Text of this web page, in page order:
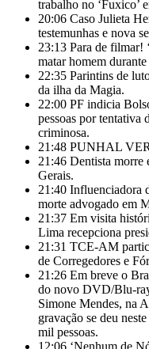
trabalho no ‘Fuxico’
20:06 Caso Julieta
testemunhas e nova
23:13 Para de filmar!
matar homem
22:35 Parintins de
da ilha da Magia.
22:00 PF indicia
pessoas por tentativa
criminosa.
21:48 PUNHAL
21:46 Dentista morre
Gerais.
21:40 Influenciadora
morte advogado em
21:37 Em visita
Lima recepciona
21:31 TCE-AM
de Corregedores e
21:26 Em breve o
do novo DVD/Blu-ray
Simone Mendes, na
gravação se deu
mil pessoas.
12:06 ‘Nenhum de